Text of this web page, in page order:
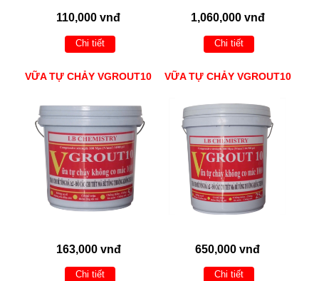
110,000 vnđ
Chi tiết
1,060,000 vnđ
Chi tiết
VỮA TỰ CHẢY VGROUT10
163,000 vnđ
Chi tiết
VỮA TỰ CHẢY VGROUT10
650,000 vnđ
Chi tiết